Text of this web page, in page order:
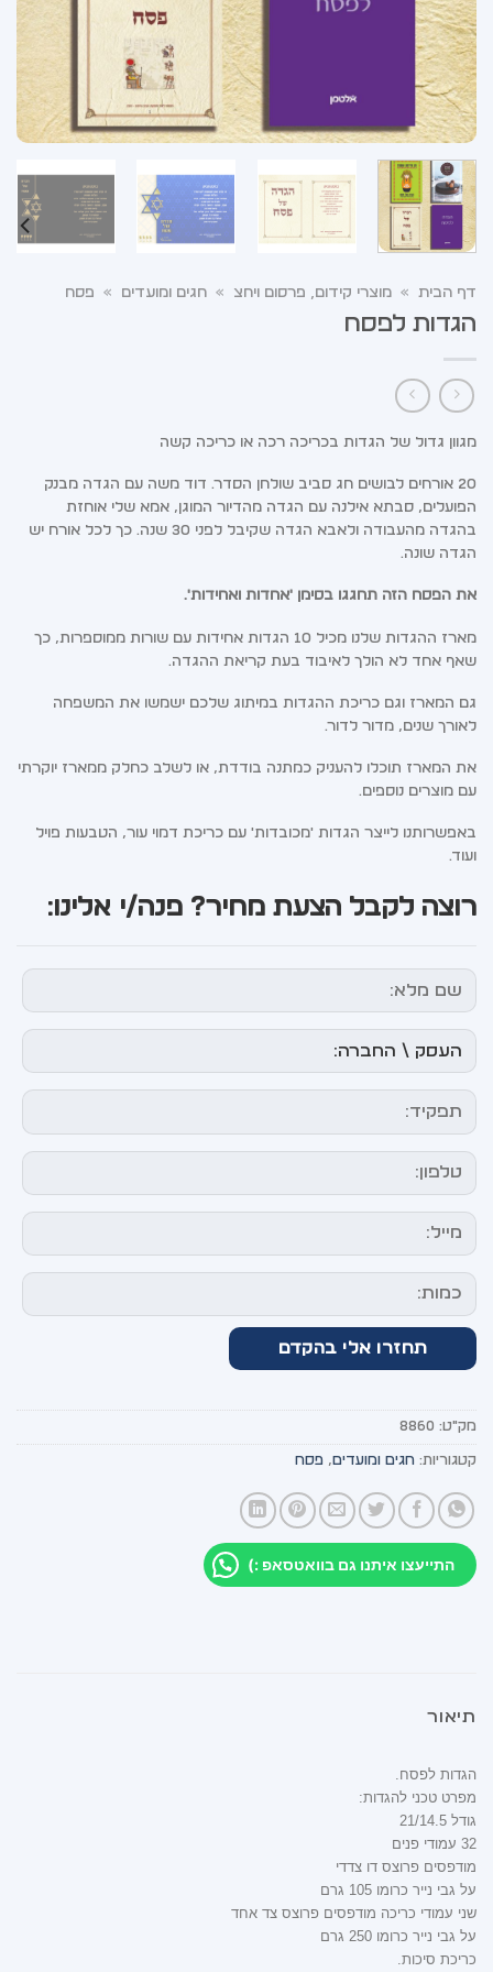
דף הבית » מוצרי קידום, פרסום ויחצ » חגים ומועדים » פסח
הגדות לפסח
מגוון גדול של הגדות בכריכה רכה או כריכה קשה
20 אורחים לבושים חג סביב שולחן הסדר. דוד משה עם הגדה מבנק
הפועלים, סבתא אילנה עם הגדה מהדיור המוגן, אמא שלי אוחזת
בהגדה מהעבודה ולאבא הגדה שקיבל לפני 30 שנה. כך לכל אורח יש
הגדה שונה.
את הפסח הזה תחגגו בסימן 'אחדות ואחידות'.
מארז ההגדות שלנו מכיל 10 הגדות אחידות עם שורות ממוספרות, כך
שאף אחד לא הולך לאיבוד בעת קריאת ההגדה.
גם המארז וגם כריכת ההגדות במיתוג שלכם ישמשו את המשפחה
לאורך שנים, מדור לדור.
את המארז תוכלו להעניק כמתנה בודדת, או לשלב כחלק ממארז יוקרתי
עם מוצרים נוספים.
באפשרותנו לייצר הגדות 'מכובדות' עם כריכת דמוי עור, הטבעות פויל
ועוד.
רוצה לקבל הצעת מחיר? פנה/י אלינו:
מק"ט: 8860
קטגוריות: חגים ומועדים , פסח
התייעצו איתנו גם בוואטסאפ :)
תיאור
הגדות לפסח.
מפרט טכני להגדות:
גודל 21/14.5
32 עמודי פנים
מודפסים פרוצס דו צדדי
על גבי נייר כרומו 105 גרם
שני עמודי כריכה מודפסים פרוצס צד אחד
על גבי נייר כרומו 250 גרם
כריכת סיכות.